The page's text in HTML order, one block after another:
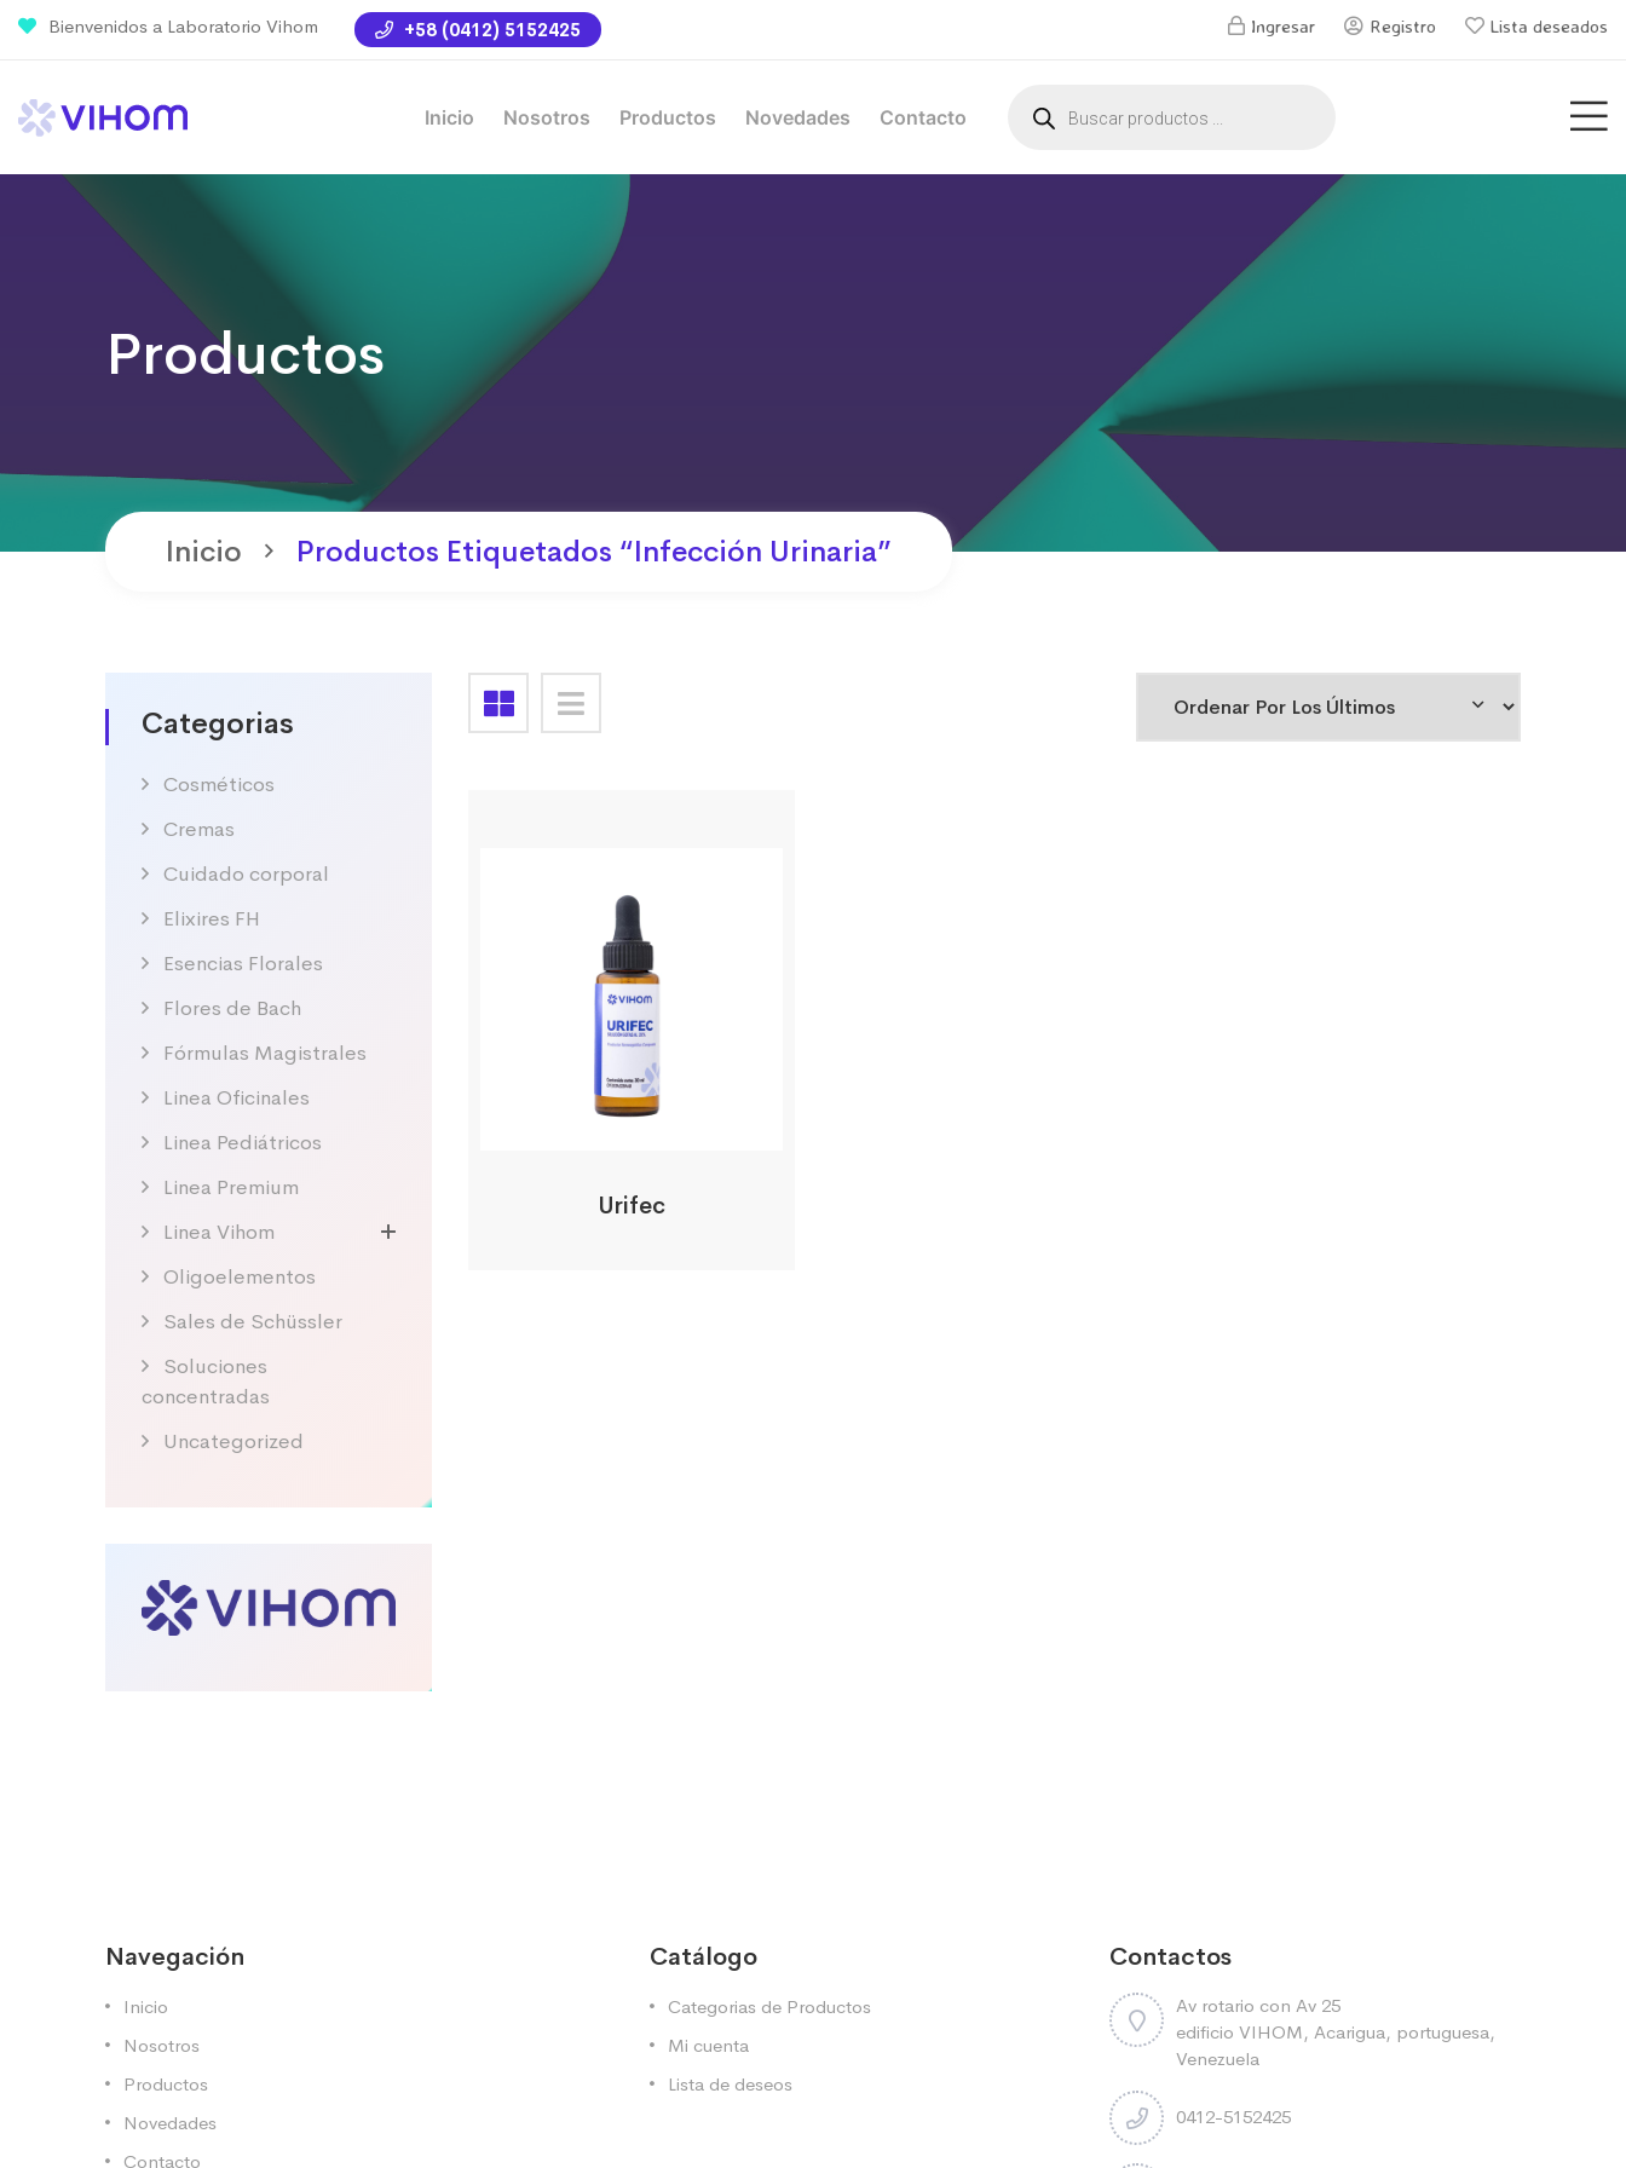
Bienvenidos a Laboratorio Vihom +58 (0412) 5152425 Ingresar Registro Lista deseados
Inicio Nosotros Productos Novedades Contacto
Productos
Inicio Productos Etiquetados “infección Urinaria”
Categorias
Cosméticos
Cremas
Cuidado corporal
Elixires FH
Esencias Florales
Flores de Bach
Fórmulas Magistrales
Linea Oficinales
Linea Pediátricos
Linea Premium
Linea Vihom
Oligoelementos
Sales de Schüssler
Soluciones
concentradas
Uncategorized
Urifec
Navegación
Inicio
Nosotros
Productos
Novedades
Contacto
Catálogo
Categorias de Productos
Mi cuenta
Lista de deseos
Contactos
Av rotario con Av 25
edificio VIHOM, Acarigua, portuguesa,
Venezuela
0412-5152425